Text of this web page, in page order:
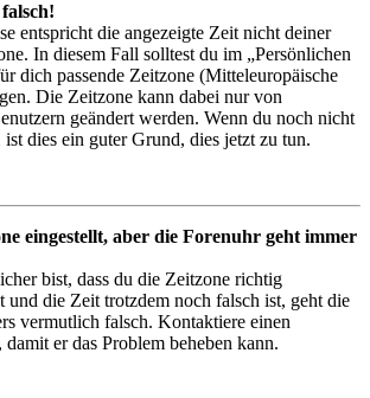
entspricht die angezeigte Zeit nicht deiner
In diesem Fall solltest du im „Persönlichen
dich passende Zeitzone (Mitteleuropäische
Die Zeitzone kann dabei nur von
geändert werden. Wenn du noch nicht
ist dies ein guter Grund, dies jetzt zu tun.
eingestellt, aber die Forenuhr geht immer
bist, dass du die Zeitzone richtig
und die Zeit trotzdem noch falsch ist, geht die
vermutlich falsch. Kontaktiere einen
er das Problem beheben kann.